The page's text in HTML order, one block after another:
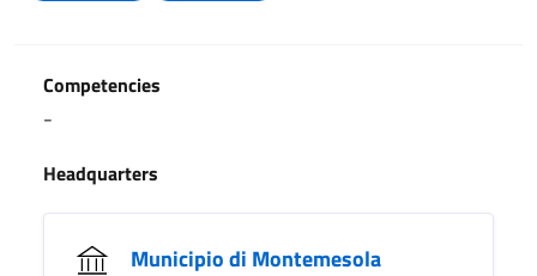
Competencies
-
Headquarters
Municipio di Montemesola